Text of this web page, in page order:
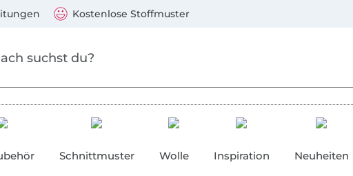
Kostenlose Stoffmuster
Schnittmuster Wolle Inspiration Neuheiten
Mastercard, PayPal, Giropay, Kauf auf Rechnung, Vorkasse